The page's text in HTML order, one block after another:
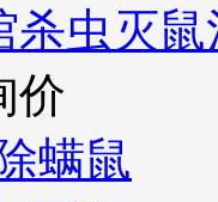
杀虫灭
价